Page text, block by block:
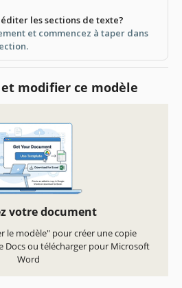
les sections de texte?
et commencez à taper dans
modifier ce modèle
votre document
le modèle" pour créer une copie
Docs ou télécharger pour Microsoft
Word